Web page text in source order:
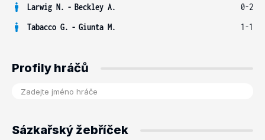
Larwig N. - Beckley A.
0-2
Tabacco G. - Giunta M. 1-1
Profily hráčů
Sázkařský žebříček